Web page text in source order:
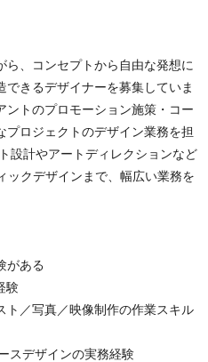
、コンセプトから自由な発想に
できるデザイナーを募集していま
ントのプロモーション施策・コー
プロジェクトのデザイン業務を担
設計やアートディレクションなど
ックデザインまで、幅広い業務を
がある
験
ト／写真／映像制作の作業スキル
スデザインの実務経験